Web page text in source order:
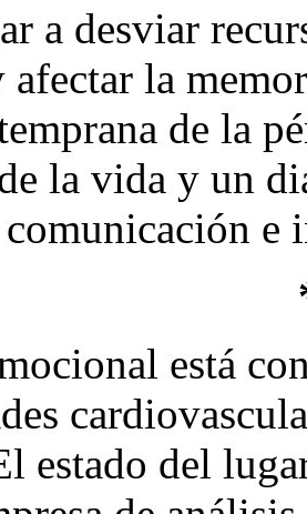
a desviar
afectar la
de la
la vida y un
e
está
estado del